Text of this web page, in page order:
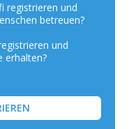
registrieren und
betreuen?
und
erhalten?